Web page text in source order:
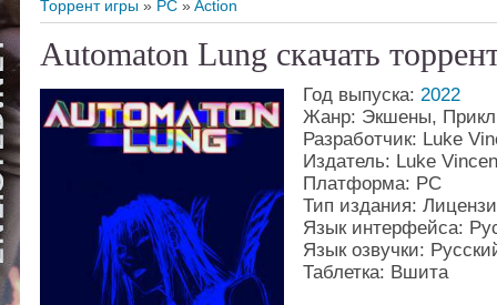
Торрент игры » PC »Action
Automaton Lung скачать
Год выпуска: 2022
Жанр: Экшены,
Разработчик: Luke
Издатель: Luke
Платформа: PC
Тип издания:
Язык интерфейса:
Язык озвучки:
Таблетка: Вшита